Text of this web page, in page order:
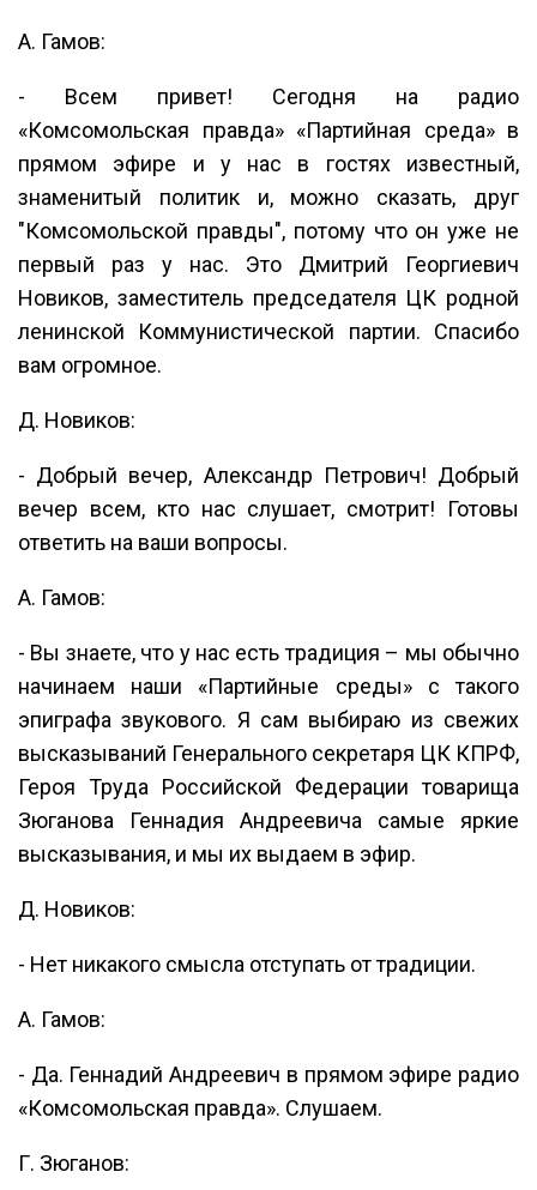
А. Гамов:
- Всем привет! Сегодня на радио
«Комсомольская правда» «Партийная среда» в
прямом эфире и у нас в гостях известный,
знаменитый политик и, можно сказать, друг
"Комсомольской правды", потому что он уже не
первый раз у нас. Это Дмитрий Георгиевич
Новиков, заместитель председателя ЦК родной
ленинской Коммунистической партии. Спасибо
вам огромное.
Д. Новиков:
- Добрый вечер, Александр Петрович! Добрый
вечер всем, кто нас слушает, смотрит! Готовы
ответить на ваши вопросы.
А. Гамов:
- Вы знаете, что у нас есть традиция – мы обычно
начинаем наши «Партийные среды» с такого
эпиграфа звукового. Я сам выбираю из свежих
высказываний Генерального секретаря ЦК КПРФ,
Героя Труда Российской Федерации товарища
Зюганова Геннадия Андреевича самые яркие
высказывания, и мы их выдаем в эфир.
Д. Новиков:
- Нет никакого смысла отступать от традиции.
А. Гамов:
- Да. Геннадий Андреевич в прямом эфире радио
«Комсомольская правда». Слушаем.
Г. Зюганов: